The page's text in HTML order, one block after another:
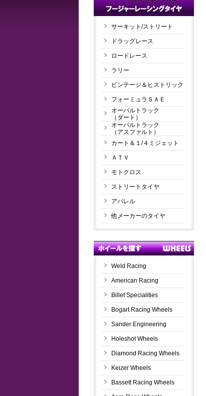
サーキット/ストリート
ドラッグレース
ロードレース
ラリー
ビンテージ＆ヒストリック
フォーミュラＳＡＥ
オーバルトラック
（ダート）
オーバルトラック
（アスファルト）
カート＆１/４ミジェット
ＡＴＶ
モトクロス
ストリートタイヤ
アパレル
他メーカーのタイヤ
Weld Racing
American Racing
Billet Specialities
Bogart Racing Wheels
Sander Engineering
Holeshot Wheels
Diamond Racing Wheels
Keizer Wheels
Bassett Racing Wheels